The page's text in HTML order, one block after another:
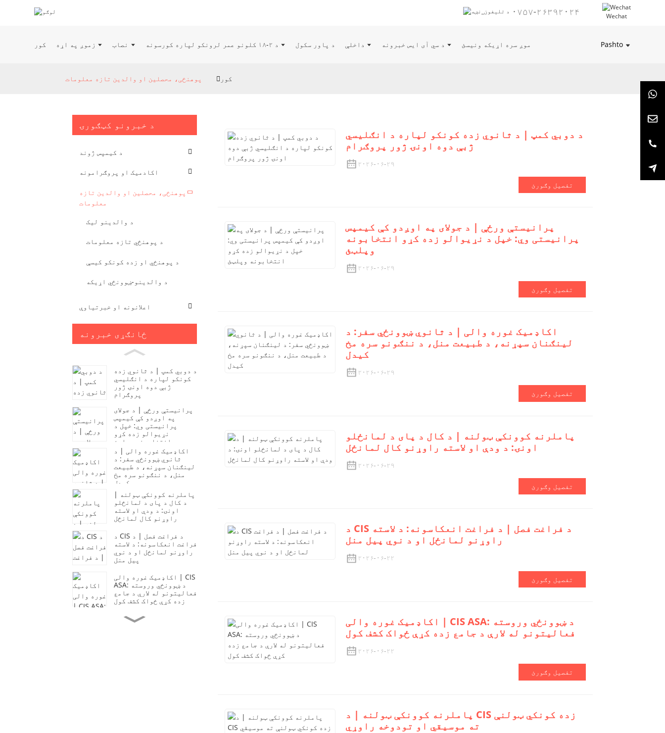
۰۷۵۷-۲۶۳۹۲۰۲۴ Wechat
کور زموږ په اړه نصاب د ۲-۱۸ کلونو عمر لرونکو لپاره کورسونه د پاور سکول داخلې د سي آی ایس خبرونه موږ سره اړیکه ونیسئ Pashto
کور پوهنځی، محصلین او والدین تازه معلومات
د خبرونو کټګورۍ
د کیمپس ژوند
اکادمیک او پروګرامونه
پوهنځی، محصلین او والدین تازه
معلومات
د والدینو لیک
د پوهنځي تازه معلومات
د پوهنځي او زده کونکو کیسې
د والدینو-ښوونځي اړیکه
اعلانونه او خبرتیاوې
ځانګړی خبرونه
د دوبي کمپ | د ثانوي زده
کونکو لپاره د انګلیسي
ژبې دوه اونۍ ژور
پروګرام
پرانیستې ورځې | د جولای
په اوږدو کې کیمپس
پرانیستی وي: خپل د
نړیوالو زده کړو
انتخابونه وپلټئ
اکاډمیک غوره والی | د
ثانوي ښوونځي سفر: د
لینګنان سپړنه، د طبیعت
منل، د ننګونو سره مخ
کیدل
پاملرنه کوونکې ټولنه |
د کال د پای د لمانځلو
اونۍ: د ودې او لاسته
راوړنو کال لمانځل
د CIS د فراغت فصل | د
فراغت انعکاسونه: د لاسته
راوړنو لمانځل او د نوي
پیل منل
اکاډمیک غوره والی | CIS
ASA: د ښوونځي وروسته
فعالیتونو له لارې د جامع
زده کړې ځواک کشف کول
پاملرنه کوونکې ټولنه |
د دوبي کمپ | د ثانوي زده کونکو لپاره د انګلیسي
ژبې دوه اونۍ ژور پروګرام
۲۰۲۶-۰۶-۲۹
تفصیل وګورئ
پرانیستې ورځې | د جولای په اوږدو کې کیمپس
پرانیستی وي: خپل د نړیوالو زده کړو انتخابونه
وپلټئ
۲۰۲۶-۰۶-۲۹
تفصیل وګورئ
اکاډمیک غوره والی | د ثانوي ښوونځي سفر: د
لینګنان سپړنه، د طبیعت منل، د ننګونو سره مخ
کیدل
۲۰۲۶-۰۶-۲۹
تفصیل وګورئ
پاملرنه کوونکې ټولنه | د کال د پای د لمانځلو
اونۍ: د ودې او لاسته راوړنو کال لمانځل
۲۰۲۶-۰۶-۲۹
تفصیل وګورئ
د CIS د فراغت فصل | د فراغت انعکاسونه: د لاسته
راوړنو لمانځل او د نوي پیل منل
۲۰۲۶-۰۶-۲۲
تفصیل وګورئ
اکاډمیک غوره والی | CIS ASA: د ښوونځي وروسته
فعالیتونو له لارې د جامع زده کړې ځواک کشف کول
۲۰۲۶-۰۶-۲۲
تفصیل وګورئ
پاملرنه کوونکې ټولنه | د CIS زده کونکي ټولنې
ته موسیقي او تودوخه راوړي